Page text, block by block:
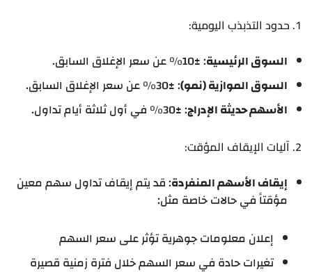
1. حدود التذبذب اليومية:
السوق الرئيسية: ±10% عن سعر الإغلاق السابق.
السوق الموازية (نمو): ±30% عن سعر الإغلاق السابق.
الأسهم حديثة الإدراج: ±30% في أول ثلاثة أيام تداول.
2. آليات الإيقاف المؤقت:
إيقاف الأسهم المنفردة: قد يتم إيقاف تداول سهم معين
مؤقتاً في حالات خاصة مثل:
إعلان معلومات جوهرية تؤثر على سعر السهم
تغيرات حادة في سعر السهم خلال فترة زمنية قصيرة